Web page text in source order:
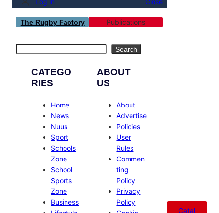
Log in Close
The Rugby Factory Publications
Search
CATEGO
RIES
Home
News
Nuus
Sport
Schools
Zone
School
Sports
Zone
Business
ABOUT
US
About
Advertise
Policies
User
Rules
Commen
ting
Policy
Privacy
Policy
Catal